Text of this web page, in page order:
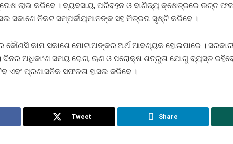
ଲାଭ କରିବେ । ବ୍ୟବସାୟ, ପରିବହନ ଓ ବାଣିଜ୍ୟ କ୍ଷେତ୍ରରେ ଉଚ୍ଚ ଫଳ
ସକାଶେ ନିକଟ ସମ୍ପର୍କୀୟମାନଙ୍କ ସହ ମିତ୍ରତା ସୃଷ୍ଟି କରିବେ ।
କୌଣସି କାମ ସକାଶେ ମୋଟାଅଙ୍କର ଅର୍ଥ ଆବଶ୍ୟକ ହୋଇପାରେ ।
ଦିନର ଅଧିକାଂଶ ସମୟ ରୋଗ, ଋଣ ଓ ପରୋକ୍ଷ ଶତ୍ରୁତା ଯୋଗୁ ବ୍ୟସ୍ତ ରହିବେ
ଏବଂ ପ୍ରଶାସନିକ ସଫଳତା ହାସଲ କରିବେ ।
Tweet Share